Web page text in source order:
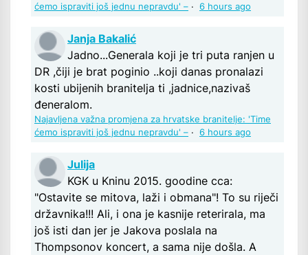
ćemo ispraviti još jednu nepravdu' – · 6 hours ago
Janja Bakalić
Jadno...Generala koji je tri puta ranjen u
DR ,čiji je brat poginio ..koji danas pronalazi
kosti ubijenih branitelja ti ,jadnice,nazivaš
đeneralom.
Najavljena važna promjena za hrvatske branitelje: 'Time
ćemo ispraviti još jednu nepravdu' – · 6 hours ago
Julija
KGK u Kninu 2015. goodine cca:
"Ostavite se mitova, laži i obmana"! To su riječi
državnika!!! Ali, i ona je kasnije reterirala, ma
još isti dan jer je Jakova poslala na
Thompsonov koncert, a sama nije došla. A